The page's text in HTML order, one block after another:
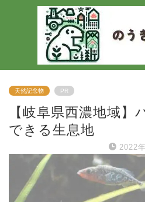
天然記念物 PR
【岐阜県西濃地域】
できる生息地
2022